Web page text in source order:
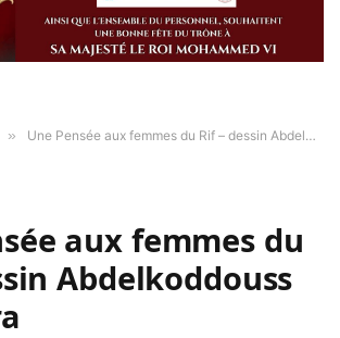
» Une Pensée aux femmes du Rif – dessin Abdelkoddouss Elmachra
aux femmes du
Abdelkoddouss